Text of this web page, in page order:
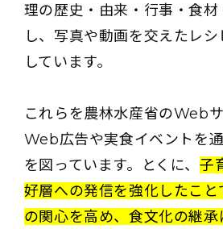
理の歴史・由来・行事・食材
し、写真や動画を交えたレ
しています。
これらを農林水産省のWebサ
Web広告や実食イベントを
を図っています。とくに、子
好層への発信を強化したこと
の関心を高め、食文化の継承